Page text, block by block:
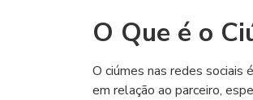
O Que é o
O ciúmes nas redes sociais
em relação ao parceiro,